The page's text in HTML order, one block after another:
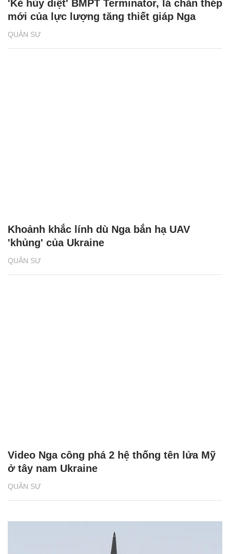
QUÂN SỰ
'Kẻ hủy diệt' BMPT Terminator, lá chắn thép
mới của lực lượng tăng thiết giáp Nga
QUÂN SỰ
Khoảnh khắc lính dù Nga bắn hạ UAV
'khủng' của Ukraine
QUÂN SỰ
Video Nga công phá 2 hệ thống tên lửa Mỹ
ở tây nam Ukraine